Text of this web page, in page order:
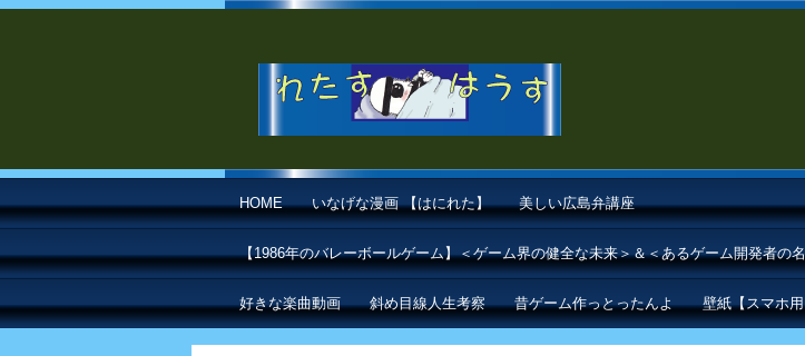
HOME いなげな漫画 【はにれた】 美しい広島弁講座
【1986年のバレーボールゲーム】＜ゲーム界の健全な未来＞＆＜あるゲーム開発者の
好きな楽曲動画 斜め目線人生考察 昔ゲーム作っとったんよ 壁紙【スマホ